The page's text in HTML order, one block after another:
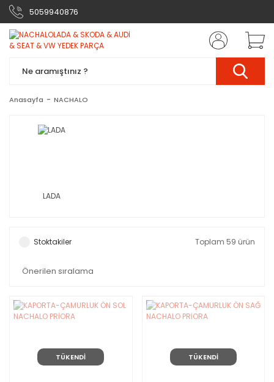
5059940876
Anasayfa NACHALO
LADA
Stoktakiler Toplam 59 ürün
TÜKENDİ TÜKENDİ